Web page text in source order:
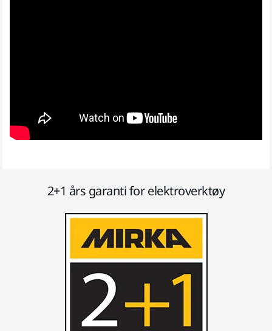
2+1 års garanti for elektroverktøy